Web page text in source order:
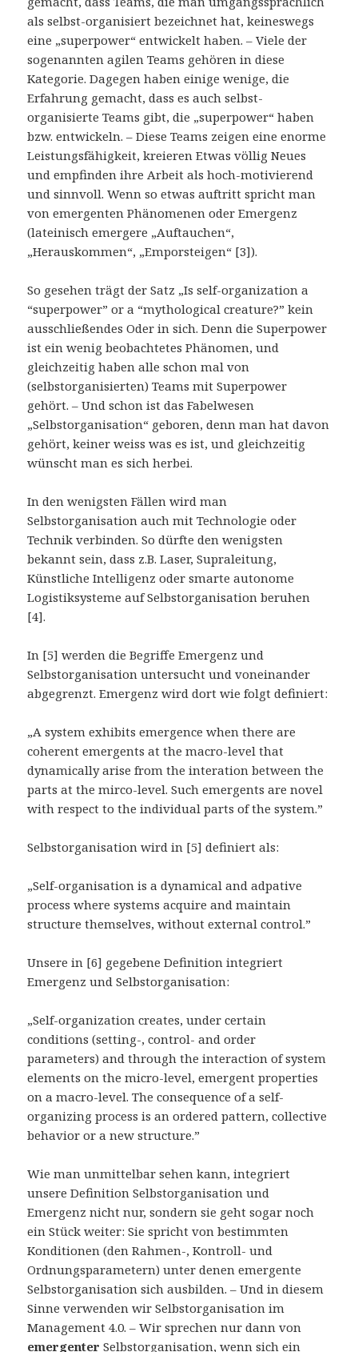
als selbst-organisiert bezeichnet hat, keineswegs
eine „superpower“ entwickelt haben. – Viele der
sogenannten agilen Teams gehören in diese
Kategorie. Dagegen haben einige wenige, die
Erfahrung gemacht, dass es auch selbst-
organisierte Teams gibt, die „superpower“ haben
bzw. entwickeln. – Diese Teams zeigen eine enorme
Leistungsfähigkeit, kreieren Etwas völlig Neues
und empfinden ihre Arbeit als hoch-motivierend
und sinnvoll. Wenn so etwas auftritt spricht man
von emergenten Phänomenen oder Emergenz
(lateinisch emergere „Auftauchen“,
„Herauskommen“, „Emporsteigen“ [3]).
So gesehen trägt der Satz „Is self-organization a
“superpower” or a “mythological creature?” kein
ausschließendes Oder in sich. Denn die Superpower
ist ein wenig beobachtetes Phänomen, und
gleichzeitig haben alle schon mal von
(selbstorganisierten) Teams mit Superpower
gehört. – Und schon ist das Fabelwesen
„Selbstorganisation“ geboren, denn man hat davon
gehört, keiner weiss was es ist, und gleichzeitig
wünscht man es sich herbei.
In den wenigsten Fällen wird man
Selbstorganisation auch mit Technologie oder
Technik verbinden. So dürfte den wenigsten
bekannt sein, dass z.B. Laser, Supraleitung,
Künstliche Intelligenz oder smarte autonome
Logistiksysteme auf Selbstorganisation beruhen
[4].
In [5] werden die Begriffe Emergenz und
Selbstorganisation untersucht und voneinander
abgegrenzt. Emergenz wird dort wie folgt definiert:
„A system exhibits emergence when there are
coherent emergents at the macro-level that
dynamically arise from the interation between the
parts at the mirco-level. Such emergents are novel
with respect to the individual parts of the system.”
Selbstorganisation wird in [5] definiert als:
„Self-organisation is a dynamical and adpative
process where systems acquire and maintain
structure themselves, without external control.”
Unsere in [6] gegebene Definition integriert
Emergenz und Selbstorganisation:
„Self-organization creates, under certain
conditions (setting-, control- and order
parameters) and through the interaction of system
elements on the micro-level, emergent properties
on a macro-level. The consequence of a self-
organizing process is an ordered pattern, collective
behavior or a new structure.”
Wie man unmittelbar sehen kann, integriert
unsere Definition Selbstorganisation und
Emergenz nicht nur, sondern sie geht sogar noch
ein Stück weiter: Sie spricht von bestimmten
Konditionen (den Rahmen-, Kontroll- und
Ordnungsparametern) unter denen emergente
Selbstorganisation sich ausbilden. – Und in diesem
Sinne verwenden wir Selbstorganisation im
Management 4.0. – Wir sprechen nur dann von
emergenter Selbstorganisation, wenn sich ein